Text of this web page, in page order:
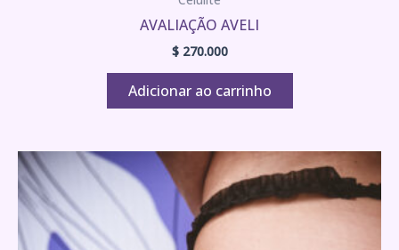
AVALIAÇÃO AVELI
$270.000
Adicionar ao carrinho